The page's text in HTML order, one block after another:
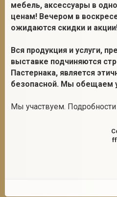
мебель, аксессуары в
ценам! Вечером в
ожидаются скидки и
Вся продукция и услуги,
выставке подчиняются
Пастернака, является
безопасной. Мы обещаем
Мы участвуем.